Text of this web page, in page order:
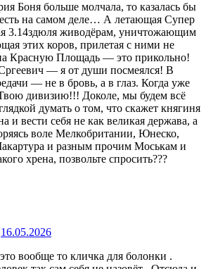
Боня больше молчала, то казалась бы
на самом деле… А летающая Супер
3.14здюля живодёрам, уничтожающим
этих коров, прилетая с ними не
Красную Площадь — это прикольно!
— я от души посмеялся! В
— не в бровь, а в глаз. Когда уже
дивизию!!! Доколе, мы будем всё
думать о том, что скажет княгиня
и вести себя не как великая держава, а
воле Мелкобритании, Юнеско,
и разным прочим Моськам и
хрена, позвольте спросить???
16.05.2026
вообще то кличка для болонки .